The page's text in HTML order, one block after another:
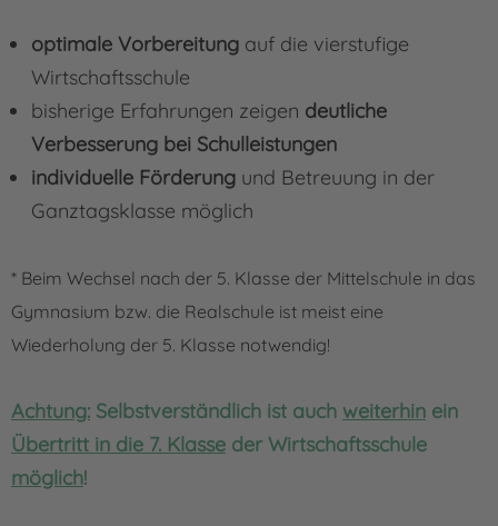
optimale Vorbereitung auf die vierstufige
Wirtschaftsschule
bisherige Erfahrungen zeigen deutliche
Verbesserung bei Schulleistungen
individuelle Förderung und Betreuung in der
Ganztagsklasse möglich
* Beim Wechsel nach der 5. Klasse der Mittelschule in das
Gymnasium bzw. die Realschule ist meist eine
Wiederholung der 5. Klasse notwendig!
Achtung: Selbstverständlich ist auch weiterhin ein
Übertritt in die 7. Klasse der Wirtschaftsschule
möglich!